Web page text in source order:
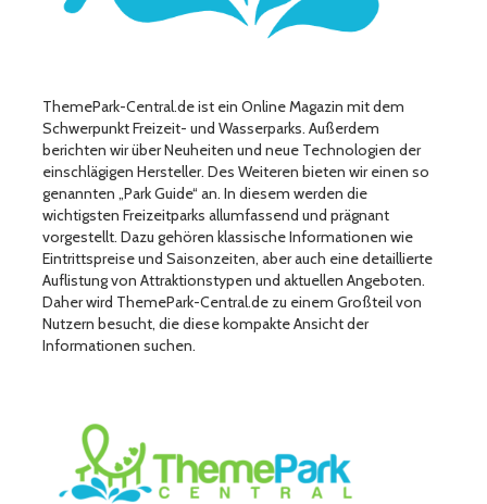
ThemePark-Central.de ist ein Online Magazin mit dem
Schwerpunkt Freizeit- und Wasserparks. Außerdem
berichten wir über Neuheiten und neue Technologien der
einschlägigen Hersteller. Des Weiteren bieten wir einen so
genannten „Park Guide“ an. In diesem werden die
wichtigsten Freizeitparks allumfassend und prägnant
vorgestellt. Dazu gehören klassische Informationen wie
Eintrittspreise und Saisonzeiten, aber auch eine detaillierte
Auflistung von Attraktionstypen und aktuellen Angeboten.
Daher wird ThemePark-Central.de zu einem Großteil von
Nutzern besucht, die diese kompakte Ansicht der
Informationen suchen.